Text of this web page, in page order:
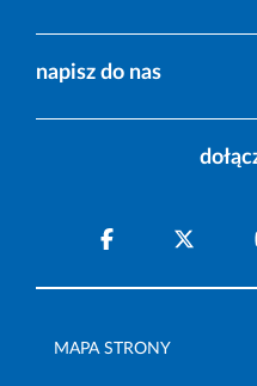
napisz do nas
MAPA STRONY